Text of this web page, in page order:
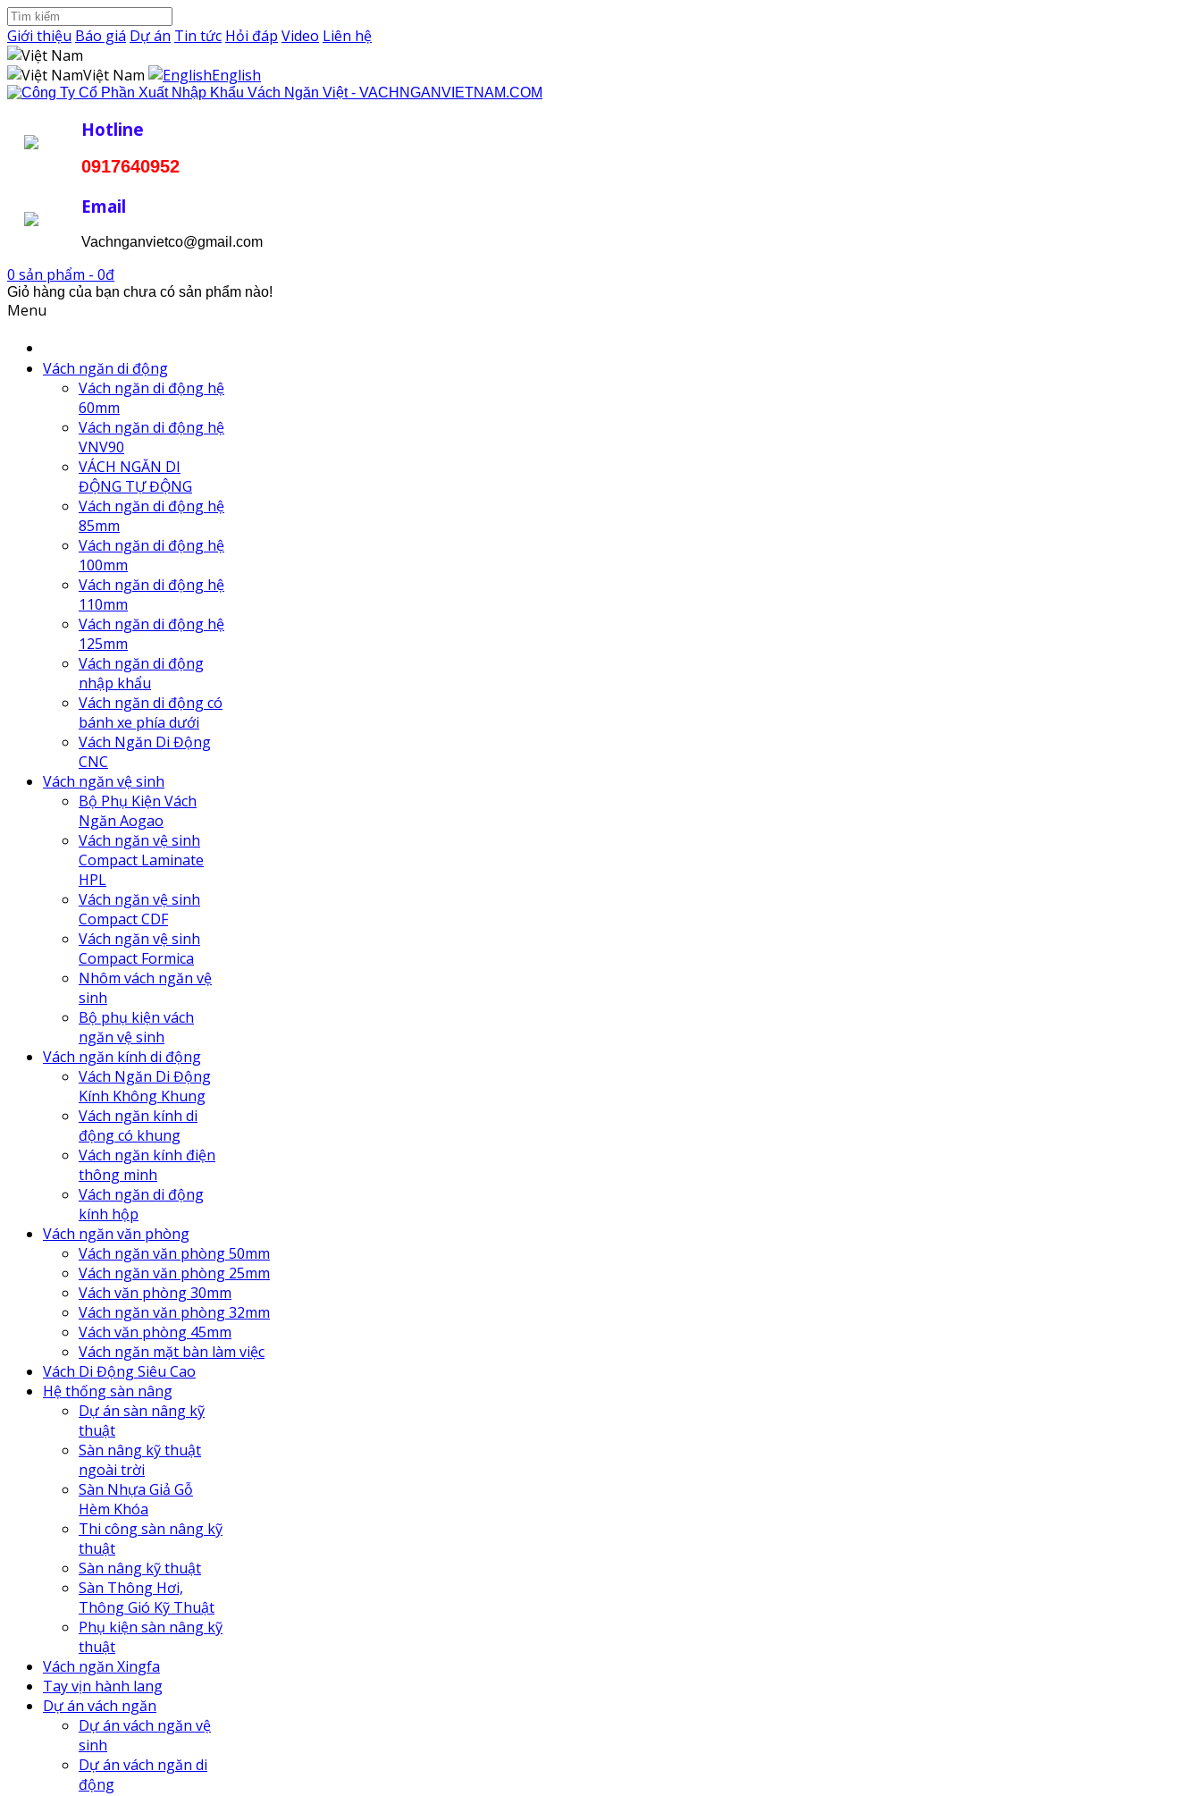
Giới thiệu Báo giá Dự án Tin tức Hỏi đáp Video Liên hệ
Việt Nam
English
Hotline
0917640952
Email
Vachnganvietco@gmail.com
0 sản phẩm - 0đ
Giỏ hàng của bạn chưa có sản phẩm nào!
Menu
Vách ngăn di động
Vách ngăn di động hệ
60mm
Vách ngăn di động hệ
VNV90
VÁCH NGĂN DI
ĐỘNG TỰ ĐỘNG
Vách ngăn di động hệ
85mm
Vách ngăn di động hệ
100mm
Vách ngăn di động hệ
110mm
Vách ngăn di động hệ
125mm
Vách ngăn di động
nhập khẩu
Vách ngăn di động có
bánh xe phía dưới
Vách Ngăn Di Động
CNC
Vách ngăn vệ sinh
Bộ Phụ Kiện Vách
Ngăn Aogao
Vách ngăn vệ sinh
Compact Laminate
HPL
Vách ngăn vệ sinh
Compact CDF
Vách ngăn vệ sinh
Compact Formica
Nhôm vách ngăn vệ
sinh
Bộ phụ kiện vách
ngăn vệ sinh
Vách ngăn kính di động
Vách Ngăn Di Động
Kính Không Khung
Vách ngăn kính di
động có khung
Vách ngăn kính điện
thông minh
Vách ngăn di động
kính hộp
Vách ngăn văn phòng
Vách ngăn văn phòng 50mm
Vách ngăn văn phòng 25mm
Vách văn phòng 30mm
Vách ngăn văn phòng 32mm
Vách văn phòng 45mm
Vách ngăn mặt bàn làm việc
Vách Di Động Siêu Cao
Hệ thống sàn nâng
Dự án sàn nâng kỹ
thuật
Sàn nâng kỹ thuật
ngoài trời
Sàn Nhựa Giả Gỗ
Hèm Khóa
Thi công sàn nâng kỹ
thuật
Sàn nâng kỹ thuật
Sàn Thông Hơi,
Thông Gió Kỹ Thuật
Phụ kiện sàn nâng kỹ
thuật
Vách ngăn Xingfa
Tay vịn hành lang
Dự án vách ngăn
Dự án vách ngăn vệ
sinh
Dự án vách ngăn di
động